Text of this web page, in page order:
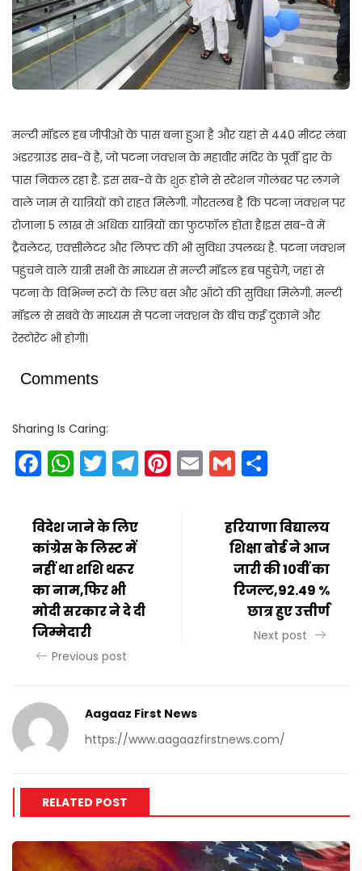
मल्टी मॉडल हब जीपीओ के पास बना हुआ है और यहां से 440 मीटर लंबा
अंडरग्राउंड सब-वे है, जो पटना जंक्शन के महावीर मंदिर के पूर्वी द्वार के
पास निकल रहा है. इस सब-वे के शुरू होने से स्टेशन गोलंबर पर लगने
वाले जाम से यात्रियों को राहत मिलेगी. गौरतलब है कि पटना जंक्शन पर
रोजाना 5 लाख से अधिक यात्रियों का फुटफॉल होता है।इस सब-वे में
ट्रैवलेटर, एक्सीलेटर और लिफ्ट की भी सुविधा उपलब्ध है. पटना जंक्शन
पहुंचने वाले यात्री सभी के माध्यम से मल्टी मॉडल हब पहुंचेंगे, जहां से
पटना के विभिन्न रूटों के लिए बस और ऑटो की सुविधा मिलेगी. मल्टी
मॉडल से सबवे के माध्यम से पटना जंक्शन के बीच कई दुकानें और
रेस्टोरेंट भी होगी।
Comments
Sharing Is Caring:
Facebook
WhatsApp
Twitter
Telegram
Pinterest
EmailGmail
विदेश जाने के लिए
कांग्रेस के लिस्ट में
नहीं था शशि थरूर
का नाम,फिर भी
मोदी सरकार ने दे दी
जिम्मेदारी
Previous post
हरियाणा विद्यालय
शिक्षा बोर्ड ने आज
जारी की 10वीं का
रिजल्ट,92.49 %
छात्र हुए उत्तीर्ण
Next post
Aagaaz First News
https://www.aagaazfirstnews.com/
RELATED POST